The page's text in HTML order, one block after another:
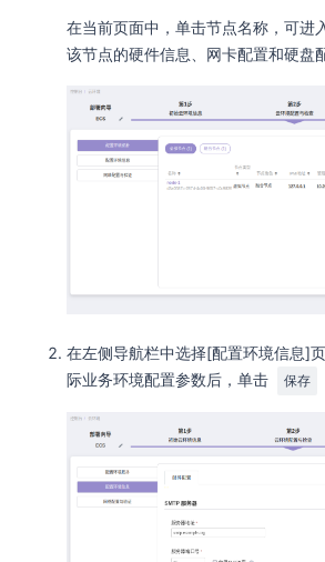
在当前页面中，单击节点名称，可进
该节点的硬件信息、网卡配置和硬盘
在左侧导航栏中选择[配置环境信息]
际业务环境配置参数后，单击
保存